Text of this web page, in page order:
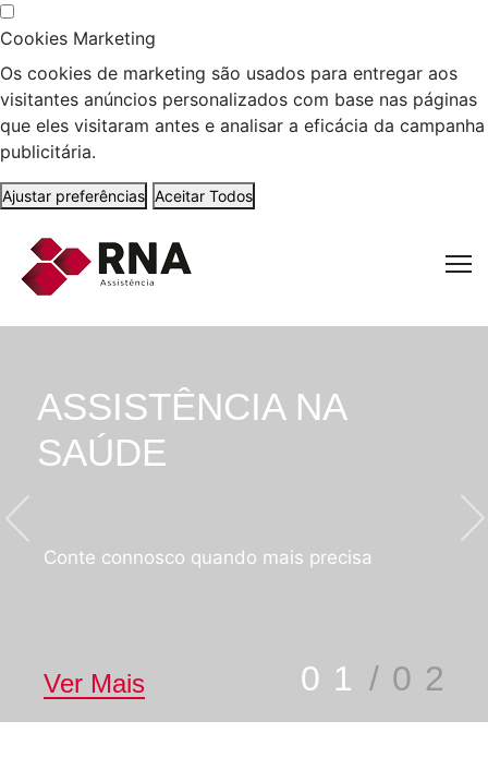
Cookies Marketing
Os cookies de marketing são usados para entregar aos
visitantes anúncios personalizados com base nas páginas
que eles visitaram antes e analisar a eficácia da campanha
publicitária.
Ajustar preferências Aceitar Todos
ASSISTÊNCIA NA
SAÚDE
Conte connosco quando mais precisa
Ver Mais 01 /02